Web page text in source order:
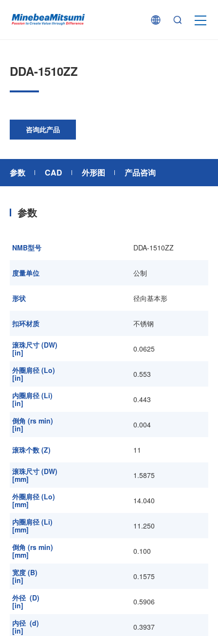
新闻
企业信息
加入我们
DDA-1510ZZ
咨询此产品
参数 CAD 外形图 产品咨询
参数
NMB型号 DDA-1510ZZ
度量单位 公制
形状 径向基本形
扣环材质 不锈钢
滚珠尺寸 (DW)
[in]
0.0625
外圈肩径 (Lo)
[in]
0.553
内圈肩径 (Li)
[in]
0.443
倒角 (rs min)
[in]
0.004
滚珠个数 (Z) 11
滚珠尺寸 (DW)
[mm]
1.5875
外圈肩径 (Lo)
[mm]
14.040
内圈肩径 (Li)
[mm]
11.250
倒角 (rs min)
[mm]
0.100
宽度 (B)
[in]
0.1575
外径 (D)
[in]
0.5906
内径 (d)
[in]
0.3937